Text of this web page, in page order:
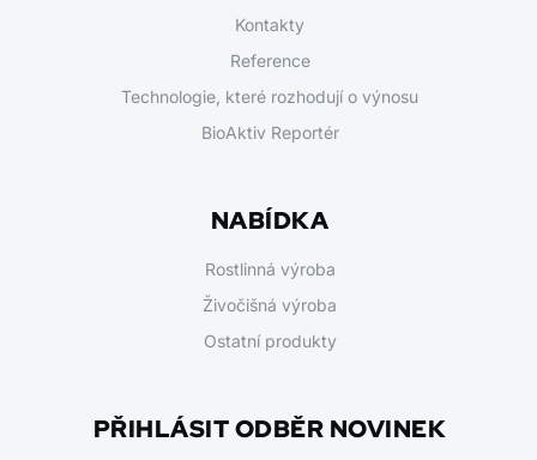
Kontakty
Reference
Technologie, které rozhodují o výnosu
BioAktiv Reportér
NABÍDKA
Rostlinná výroba
Živočišná výroba
Ostatní produkty
PŘIHLÁSIT ODBĚR NOVINEK